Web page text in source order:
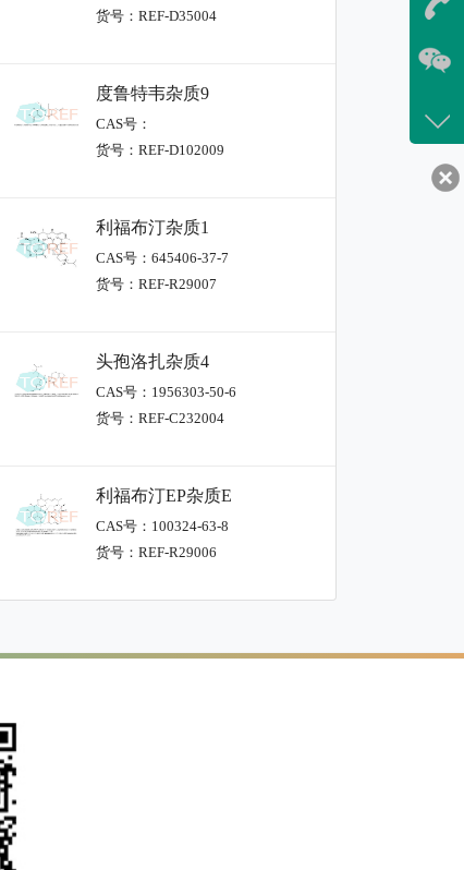
货号：REF-D35004
度鲁特韦杂质9
CAS号：
货号：REF-D102009
利福布汀杂质1
CAS号：645406-37-7
货号：REF-R29007
头孢洛扎杂质4
CAS号：1956303-50-6
货号：REF-C232004
利福布汀EP杂质E
CAS号：100324-63-8
货号：REF-R29006